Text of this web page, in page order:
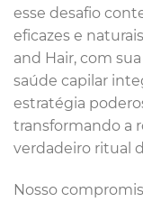
esse desafio
eficazes e
and Hair, com
saúde capilar
estratégia
transformando a
verdadeiro ritual
Nosso